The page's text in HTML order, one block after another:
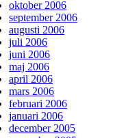
oktober 2006
september 2006
augusti 2006
juli 2006
juni 2006
maj 2006
april 2006
mars 2006
februari 2006
januari 2006
december 2005